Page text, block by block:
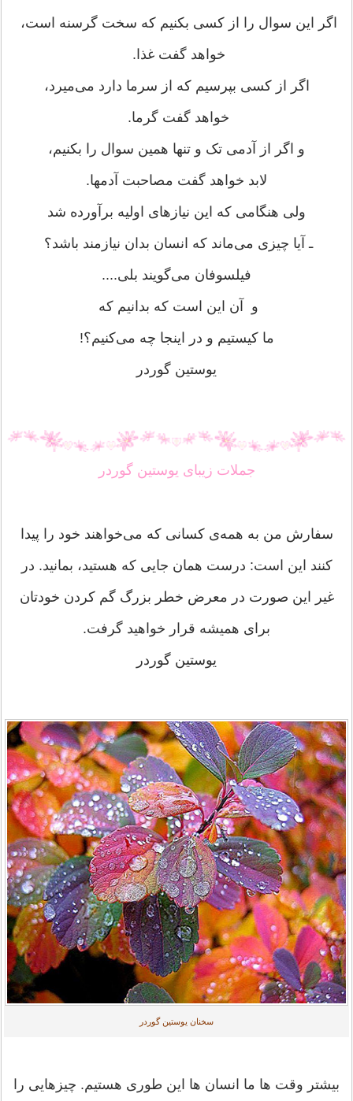
اگر این سوال را از کسی بکنیم که سخت گرسنه است،
خواهد گفت غذا.
اگر از کسی بپرسیم که از سرما دارد می‌میرد،
خواهد گفت گرما.
و اگر از آدمی تک و تنها همین سوال را بکنیم،
لابد خواهد گفت مصاحبت آدمها.
ولی هنگامی که این نیازهای اولیه برآورده شد
ـ آیا چیزی می‌ماند که انسان بدان نیازمند باشد؟
فیلسوفان می‌گویند بلی....
و آن این است که بدانیم که
ما کیستیم و در اینجا چه می‌کنیم؟!
یوستین گوردر
جملات زیبای یوستین گوردر
سفارش من به همه‌ی کسانی که می‌خواهند خود را پیدا
کنند این است: درست همان جایی که هستید، بمانید. در
غیر این صورت در معرض خطر بزرگ گم کردن خودتان
برای همیشه قرار خواهید گرفت.
یوستین گوردر
سخنان یوستین گوردر
بیشتر وقت ها ما انسان ها این طوری هستیم. چیزهایی را